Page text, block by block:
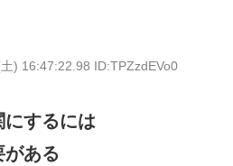
) 16:47:22.98 ID:TPZzdEVo0
するには
がある